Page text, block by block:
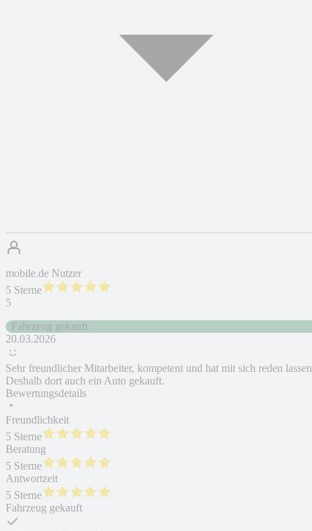
mobile.de Nutzer
5 Sterne
5
Fahrzeug gekauft
20.03.2026
Sehr freundlicher Mitarbeiter, kompetent und hat mit sich reden
Deshalb dort auch ein Auto gekauft.
Bewertungsdetails
Freundlichkeit
5 Sterne
Beratung
5 Sterne
Antwortzeit
5 Sterne
Fahrzeug gekauft